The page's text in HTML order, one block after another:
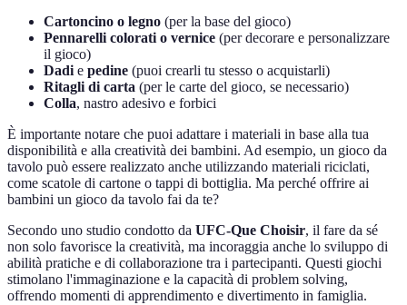
Cartoncino o legno (per la base del gioco)
Pennarelli colorati o vernice (per decorare e personalizzare
il gioco)
Dadi e pedine (puoi crearli tu stesso o acquistarli)
Ritagli di carta (per le carte del gioco, se necessario)
Colla, nastro adesivo e forbici
È importante notare che puoi adattare i materiali in base alla tua
disponibilità e alla creatività dei bambini. Ad esempio, un gioco da
tavolo può essere realizzato anche utilizzando materiali riciclati,
come scatole di cartone o tappi di bottiglia. Ma perché offrire ai
bambini un gioco da tavolo fai da te?
Secondo uno studio condotto da UFC-Que Choisir, il fare da sé
non solo favorisce la creatività, ma incoraggia anche lo sviluppo di
abilità pratiche e di collaborazione tra i partecipanti. Questi giochi
stimolano l'immaginazione e la capacità di problem solving,
offrendo momenti di apprendimento e divertimento in famiglia.